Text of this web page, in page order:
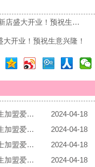
上一篇：热烈庆祝樊城区朱亚辉2店新店盛大开业！预祝生意兴隆！
开业！预祝生意兴隆！
热烈庆祝云南母婴店加盟商赵先生加盟爱亲母婴！预祝生意兴隆！
2024-04-18
热烈庆祝河南母婴店加盟商陈先生加盟爱亲母婴！预祝生意兴隆！
2024-04-18
热烈庆祝山西母婴店加盟商江女士加盟爱亲母婴！预祝生意兴隆！
2024-04-18
热烈庆祝广西母婴店加盟商卢先生加盟爱亲母婴！预祝生意兴隆！
2024-04-18